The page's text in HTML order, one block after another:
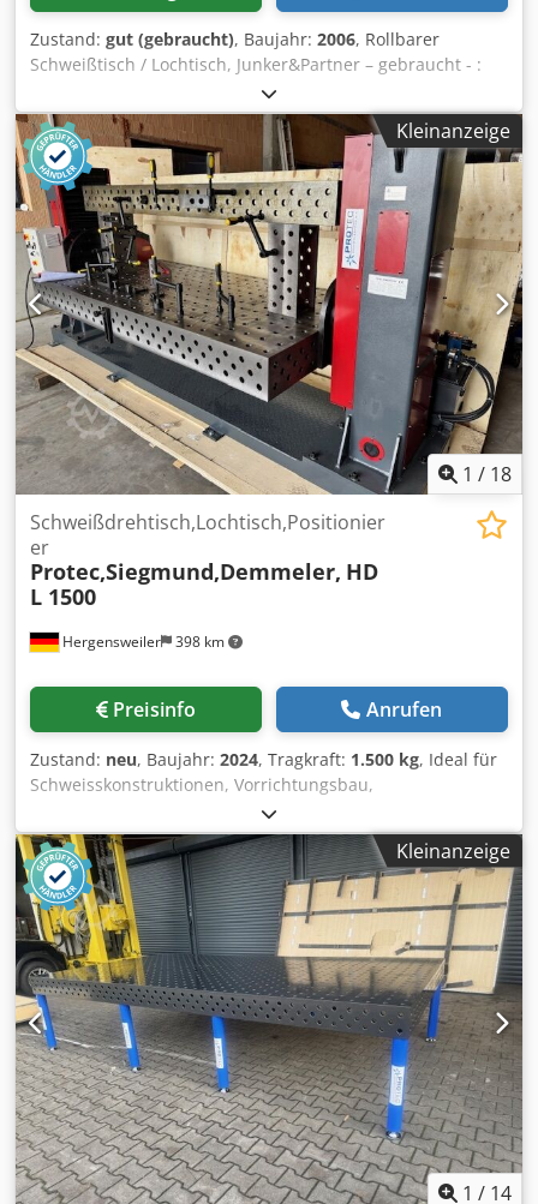
Zustand: gut (gebraucht), Baujahr: 2006, Rollbarer
Schweißtisch / Lochtisch, Junker&Partner – gebraucht - :
Preis ab Standort: 950.-€ (netto)! Hersteller: Junker&Partner
Typ: Musteraufbau Messe Baujahr: 2006 Zeichnung: 1000-
000-00 Maße: ca.: 150x90x90cm Rollbar, Crsdjzp Rxgspfx
Amgsf Zustand: gut Verfügbar: ab sofort Standort: Leipzig
Kleinanzeige
1 / 18
Hergensweiler 398 km
Schweißdrehtisch,Lochtisch,Positionier
er
Protec,Siegmund,Demmeler, HD
L 1500
Preisinfo Anrufen
Zustand: neu, Baujahr: 2024, Tragkraft: 1.500 kg, Ideal für
Schweisskonstruktionen, Vorrichtungsbau,
Schweißschablone Sonderpreis Aktion 2000.-€ Rabatt 3-D
Lochtisch 2400 x 1200 x 200 mm Dicke der Tischplatte 20
mm, Durchmesser der Bohrungen 28mm, Raster 100mm
Schwenkbereich 360° Höhenverstellung Hydraulisch Motor
800 bis 1200mm Hubbewegung hydraulisch,
Drehbewegung 360° Crjdpsvlplzofx Amgsf Steuerung mit
Handfernbedienung Geschwindigkeit 0,5 U/min Hydraulik
Motor AC 2,2 KW Strom AC 380 V Motorleistung 0,75 KW
Preis ist inclusive angebotener Lochplatte 2400 x 1200 x
200 mm Preis ist incl. abgebildeten Zubehör Aufpreis
2000.-€ Wir bieten die Tische in vielen Größen und
Tragfähigkeit an: Tragkraft 500 Kg, Maße 1000mm x
1500mm x 200mm, Bohrung 28mm mit Höhenverstellung
manuell oder automatisch Tragkraft 1000 Kg, Maße
1000mm x 2000mm x 200mm, Bohrung 28mm mit
Höhenverstellung manuell oder automatisch Tragkraft
Kleinanzeige
1 / 14